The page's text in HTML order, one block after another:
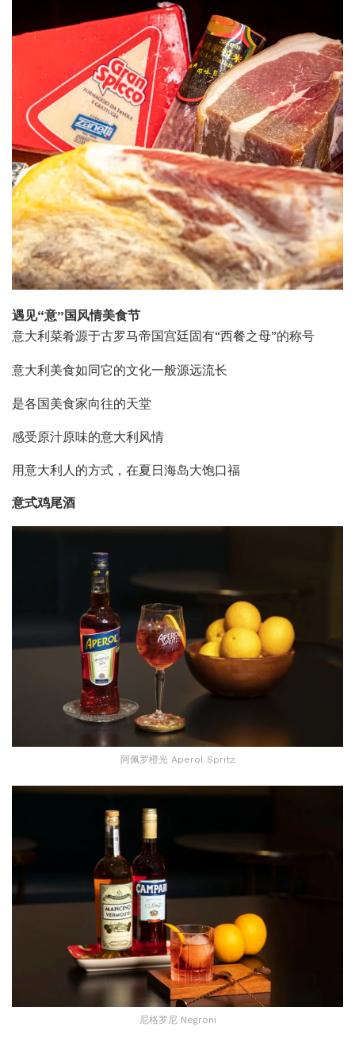
遇见“意”国风情美食节
意大利菜肴源于古罗马帝国宫廷固有“西餐之母”的称号
意大利美食如同它的文化一般源远流长
是各国美食家向往的天堂
感受原汁原味的意大利风情
用意大利人的方式，在夏日海岛大饱口福
意式鸡尾酒
阿佩罗橙光 Aperol Spritz
尼格罗尼 Negroni